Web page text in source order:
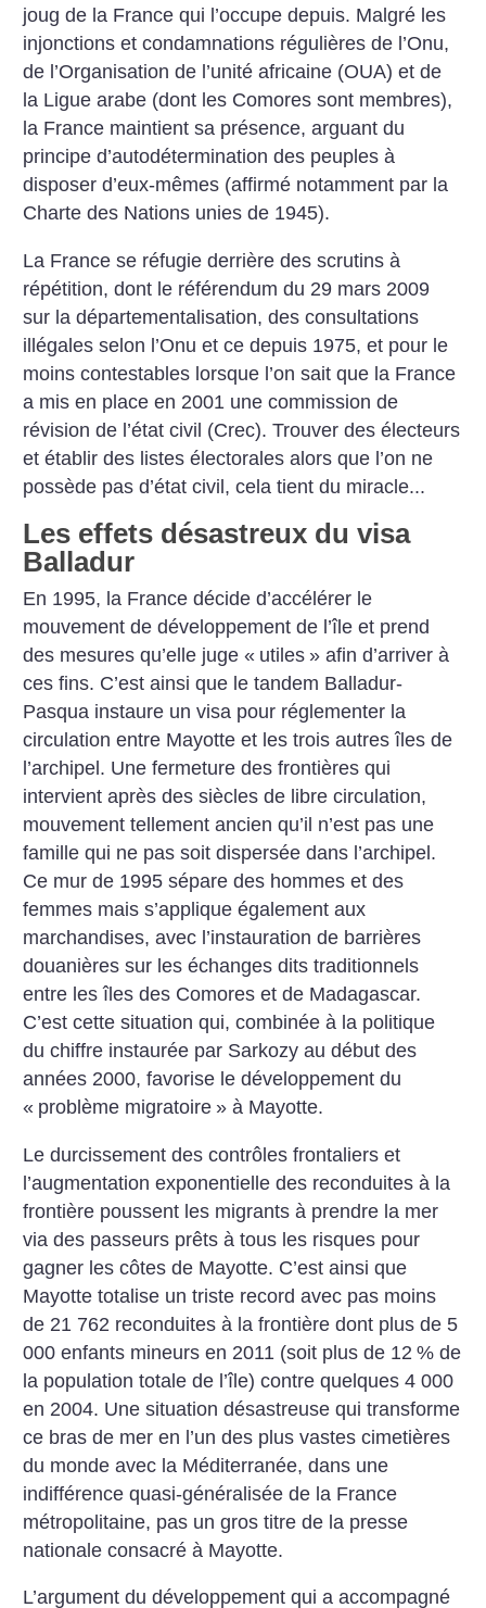
joug de la France qui l’occupe depuis. Malgré les
injonctions et condamnations régulières de l’Onu,
de l’Organisation de l’unité africaine (OUA) et de
la Ligue arabe (dont les Comores sont membres),
la France maintient sa présence, arguant du
principe d’autodétermination des peuples à
disposer d’eux-mêmes (affirmé notamment par la
Charte des Nations unies de 1945).
La France se réfugie derrière des scrutins à
répétition, dont le référendum du 29 mars 2009
sur la départementalisation, des consultations
illégales selon l’Onu et ce depuis 1975, et pour le
moins contestables lorsque l’on sait que la France
a mis en place en 2001 une commission de
révision de l’état civil (Crec). Trouver des électeurs
et établir des listes électorales alors que l’on ne
possède pas d’état civil, cela tient du miracle...
Les effets désastreux du visa
Balladur
En 1995, la France décide d’accélérer le
mouvement de développement de l’île et prend
des mesures qu’elle juge « utiles » afin d’arriver à
ces fins. C’est ainsi que le tandem Balladur-
Pasqua instaure un visa pour réglementer la
circulation entre Mayotte et les trois autres îles de
l’archipel. Une fermeture des frontières qui
intervient après des siècles de libre circulation,
mouvement tellement ancien qu’il n’est pas une
famille qui ne pas soit dispersée dans l’archipel.
Ce mur de 1995 sépare des hommes et des
femmes mais s’applique également aux
marchandises, avec l’instauration de barrières
douanières sur les échanges dits traditionnels
entre les îles des Comores et de Madagascar.
C’est cette situation qui, combinée à la politique
du chiffre instaurée par Sarkozy au début des
années 2000, favorise le développement du
« problème migratoire » à Mayotte.
Le durcissement des contrôles frontaliers et
l’augmentation exponentielle des reconduites à la
frontière poussent les migrants à prendre la mer
via des passeurs prêts à tous les risques pour
gagner les côtes de Mayotte. C’est ainsi que
Mayotte totalise un triste record avec pas moins
de 21 762 reconduites à la frontière dont plus de 5
000 enfants mineurs en 2011 (soit plus de 12 % de
la population totale de l’île) contre quelques 4 000
en 2004. Une situation désastreuse qui transforme
ce bras de mer en l’un des plus vastes cimetières
du monde avec la Méditerranée, dans une
indifférence quasi-généralisée de la France
métropolitaine, pas un gros titre de la presse
nationale consacré à Mayotte.
L’argument du développement qui a accompagné